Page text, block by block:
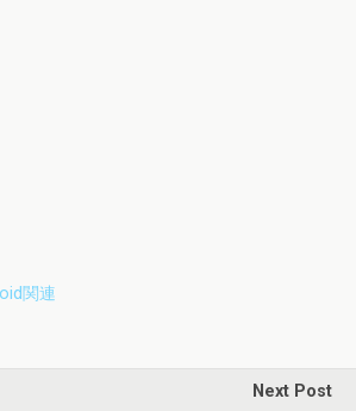
関連
Next Post